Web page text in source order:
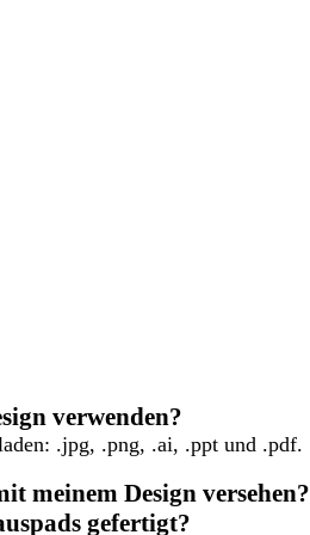
verwenden?
.jpg, .png, .ai, .ppt und .pdf.
meinem Design versehen?
gefertigt?